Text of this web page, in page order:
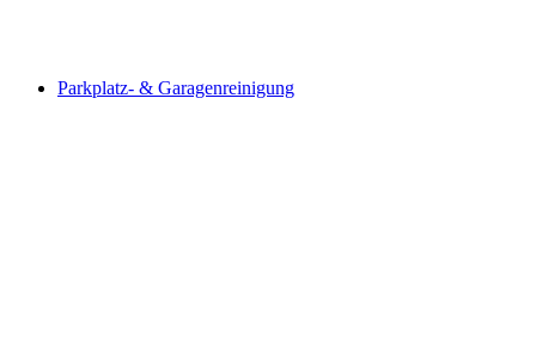
Parkplatz- & Garagenreinigung